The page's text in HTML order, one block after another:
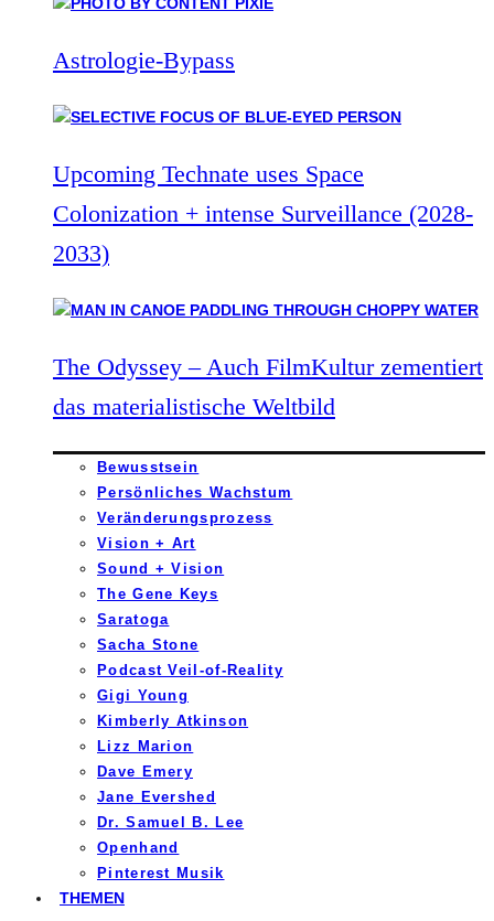
Astrologie-Bypass
Upcoming Technate uses Space
Colonization + intense Surveillance (2028-
2033)
The Odyssey – Auch FilmKultur zementiert
das materialistische Weltbild
Bewusstsein
Persönliches Wachstum
Veränderungsprozess
Vision + Art
Sound + Vision
The Gene Keys
Saratoga
Sacha Stone
Podcast Veil-of-Reality
Gigi Young
Kimberly Atkinson
Lizz Marion
Dave Emery
Jane Evershed
Dr. Samuel B. Lee
Openhand
Pinterest Musik
THEMEN